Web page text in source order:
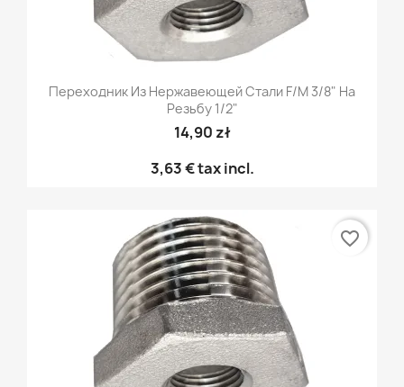
Переходник Из Нержавеющей Стали F/M 3/8" На
Резьбу 1/2"
14,90 zł
3,63 €tax incl.
favorite_border